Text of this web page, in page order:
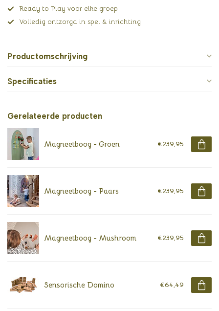
Ready to Play voor elke groep
Volledig ontzorgd in spel & inrichting
Productomschrijving
Specificaties
Gerelateerde producten
Magneetboog - Groen €239,95
Magneetboog - Paars €239,95
Magneetboog - Mushroom €239,95
Sensorische Domino €64,49